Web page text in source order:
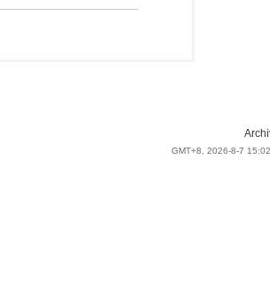
GMT+8, 2026-8-7 15:02